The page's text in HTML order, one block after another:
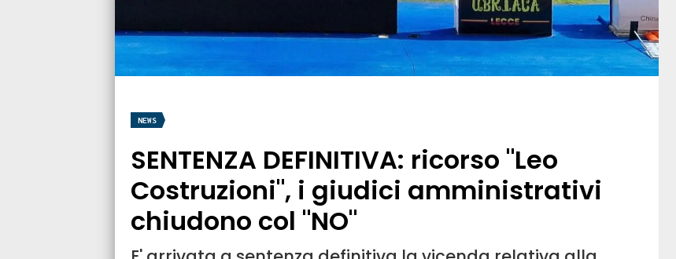
NEWS
SENTENZA DEFINITIVA: ricorso "Leo
Costruzioni", i giudici amministrativi
chiudono col "NO"